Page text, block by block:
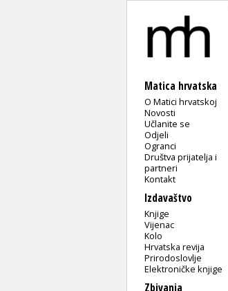
Matica hrvatska
O Matici hrvatskoj
Novosti
Učlanite se
Odjeli
Ogranci
Društva prijatelja i
partneri
Kontakt
Izdavaštvo
Knjige
Vijenac
Kolo
Hrvatska revija
Prirodoslovlje
Elektroničke knjige
Zbivanja